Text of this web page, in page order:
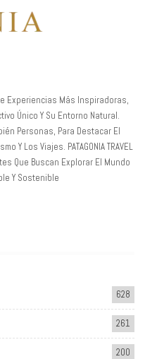
Experiencias Más Inspiradoras,
Único Y Su Entorno Natural.
Personas, Para Destacar El
Y Los Viajes. PATAGONIA TRAVEL
Que Buscan Explorar El Mundo
Y Sostenible
628
261
200